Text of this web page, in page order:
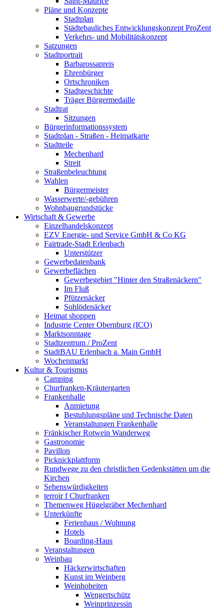
Pläne und Konzepte
Stadtplan
Städtebauliches Entwicklungskonzept ProZent
Verkehrs- und Mobilitätskonzept
Satzungen
Stadtportrait
Barbarossapreis
Ehrenbürger
Ortschroniken
Stadtgeschichte
Träger Bürgermedaille
Stadtrat
Sitzungen
Bürgerinformationssystem
Stadtplan - Straßen - Heimatkarte
Stadtteile
Mechenhard
Streit
Straßenbeleuchtung
Wahlen
Bürgermeister
Wasserwerte/-gebühren
Wohnbaugrundstücke
Wirtschaft & Gewerbe
Einzelhandelskonzept
EZV Energie- und Service GmbH & Co KG
Fairtrade-Stadt Erlenbach
Unterstützer
Gewerbedatenbank
Gewerbeflächen
Gewerbegebiet "Hinter den Straßenäckern"
Im Fluß
Pfützenäcker
Sohlödenäcker
Heimat shoppen
Industrie Center Obernburg (ICO)
Marktsonntage
Stadtzentrum / ProZent
StadtBAU Erlenbach a. Main GmbH
Wochenmarkt
Kultur & Tourismus
Camping
Churfranken-Kräutergarten
Frankenhalle
Anmietung
Bestuhlungspläne und Technische Daten
Veranstaltungen Frankenhalle
Fränkischer Rotwein Wanderweg
Gastronomie
Pavillon
Picknickplattform
Rundwege zu den christlichen Gedenkstätten um die
Kirchen
Sehenswürdigkeiten
terroir f Churfranken
Themenweg Hügelgräber Mechenhard
Unterkünfte
Ferienhaus / Wohnung
Hotels
Boarding-Haus
Veranstaltungen
Weinbau
Häckerwirtschaften
Kunst im Weinberg
Weinhoheiten
Wengertschütz
Weinprinzessin